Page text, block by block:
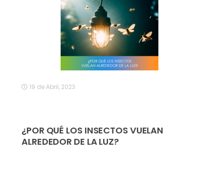
19 de Abril, 2023
¿POR QUÉ LOS INSECTOS VUELAN
ALREDEDOR DE LA LUZ?